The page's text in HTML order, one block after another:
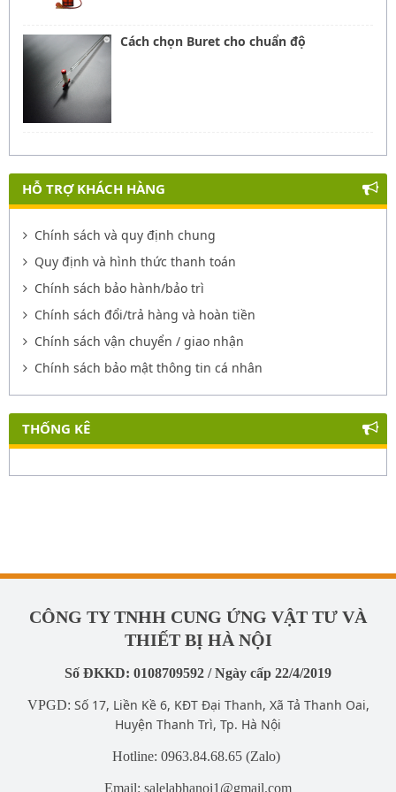
Cách chọn Buret cho chuẩn độ
HỖ TRỢ KHÁCH HÀNG
Chính sách và quy định chung
Quy định và hình thức thanh toán
Chính sách bảo hành/bảo trì
Chính sách đổi/trả hàng và hoàn tiền
Chính sách vận chuyển / giao nhận
Chính sách bảo mật thông tin cá nhân
THỐNG KÊ
CÔNG TY TNHH CUNG ỨNG VẬT TƯ VÀ
THIẾT BỊ HÀ NỘI
Số ĐKKD: 0108709592 / Ngày cấp 22/4/2019
VPGD: Số 17, Liền Kề 6, KĐT Đại Thanh, Xã Tả Thanh Oai,
Huyện Thanh Trì, Tp. Hà Nội
Hotline: 0963.84.68.65 (Zalo)
Email: salelabhanoi1@gmail.com